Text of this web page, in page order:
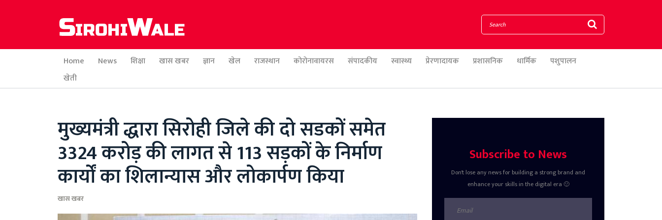
Home News शिक्षा खास खबर ज्ञान खेल राजस्थान कोरोनावायरस संपादकीय स्वास्थ्य प्रेरणादायक प्रशासनिक धार्मिक
पशुपालन
खेती
मुख्यमंत्री द्धारा सिरोही जिले की दो सडकों समेत
3324 करोड़ की लागत से 113 सड़कों के निर्माण
कार्यों का शिलान्यास और लोकार्पण किया
खास खबर
Subscribe to News
Don't lose any news for building a strong brand and
enhance your skills in the digital era 🙂